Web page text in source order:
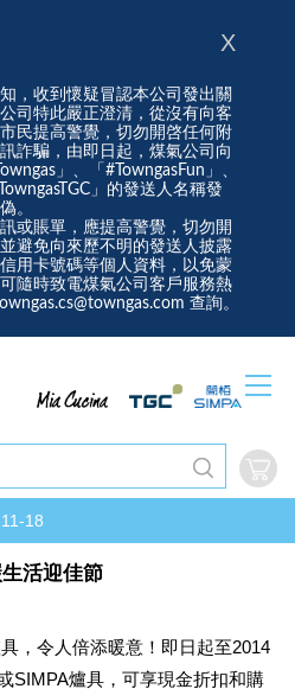
，收到懷疑冒認本公司發出關
司特此嚴正澄清，從沒有向客
民提高警覺，切勿開啓任何附
詐騙，由即日起，煤氣公司向
」、「#TowngasFun」、
」的發送人名稱發
。
或賬單，應提高警覺，切勿開
避免向來歷不明的發送人披露
用卡號碼等個人資料，以免蒙
隨時致電煤氣公司客戶服務熱
查詢。
X
18
活迎佳節
，令人倍添暖意！即日起至2014
SIMPA爐具，可享現金折扣和購